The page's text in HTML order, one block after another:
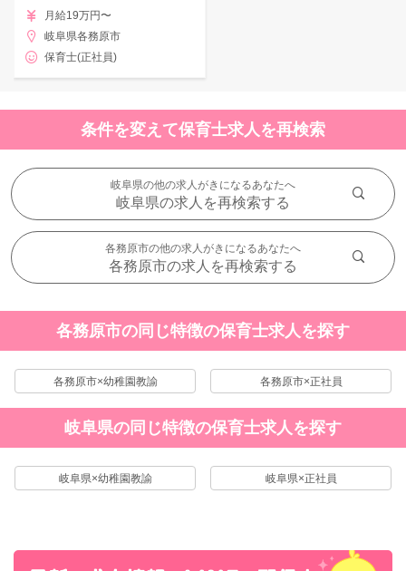
月給19万円〜
岐阜県各務原市
保育士(正社員)
条件を変えて保育士求人を再検索
岐阜県の他の求人がきになるあなたへ
岐阜県の求人を再検索する
各務原市の他の求人がきになるあなたへ
各務原市の求人を再検索する
各務原市の同じ特徴の保育士求人を探す
各務原市×幼稚園教諭 各務原市×正社員
岐阜県の同じ特徴の保育士求人を探す
岐阜県×幼稚園教諭 岐阜県×正社員